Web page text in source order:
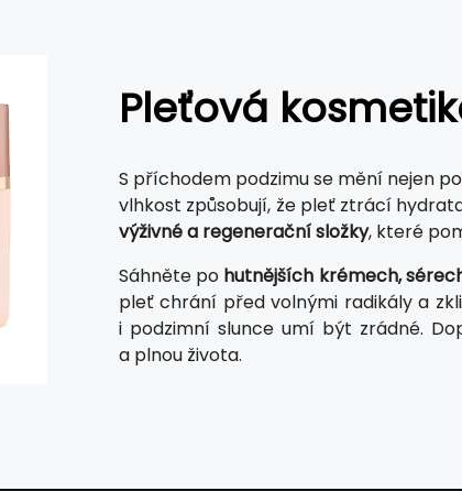
Pleťová
S příchodem podzimu se mění nejen
vlhkost způsobují, že pleť ztrácí
výživné a regenerační složky, které
Sáhněte po hutnějších krémech,
pleť chrání před volnými radikály a
i podzimní slunce umí být zrádné.
a plnou života.